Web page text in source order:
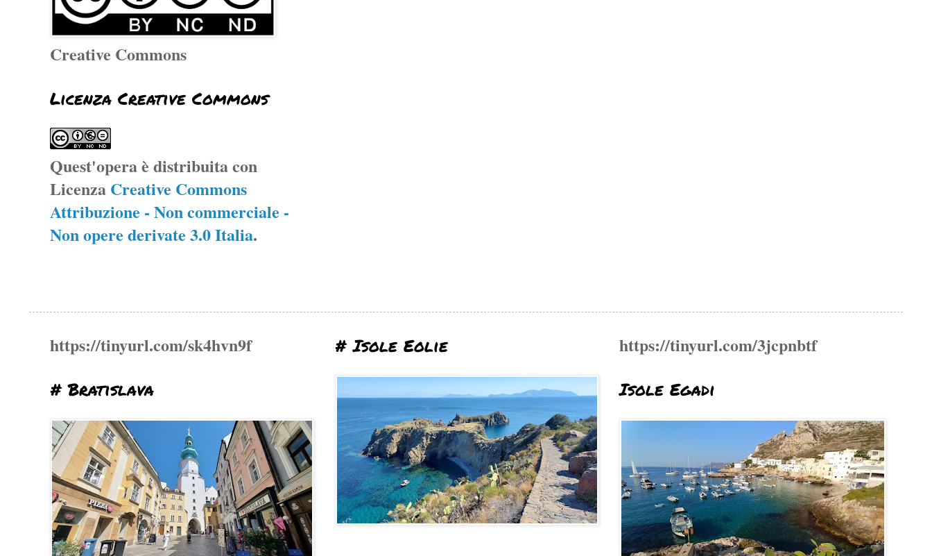
Creative Commons
Licenza Creative Commons
Quest'opera è distribuita con
Licenza Creative Commons
Attribuzione - Non commerciale -
Non opere derivate 3.0 Italia.
https://tinyurl.com/sk4hvn9f
# Bratislava
# Isole Eolie
https://tinyurl.com/3jcpnbtf
Isole Egadi